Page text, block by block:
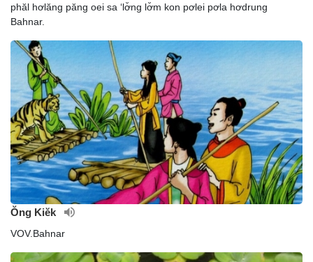
phăl hơlăng păng oei sa ‘lơ̆ng lơ̆m kon pơlei pơla hơdrung
Bahnar.
Ŏng Kiĕk
VOV.Bahnar